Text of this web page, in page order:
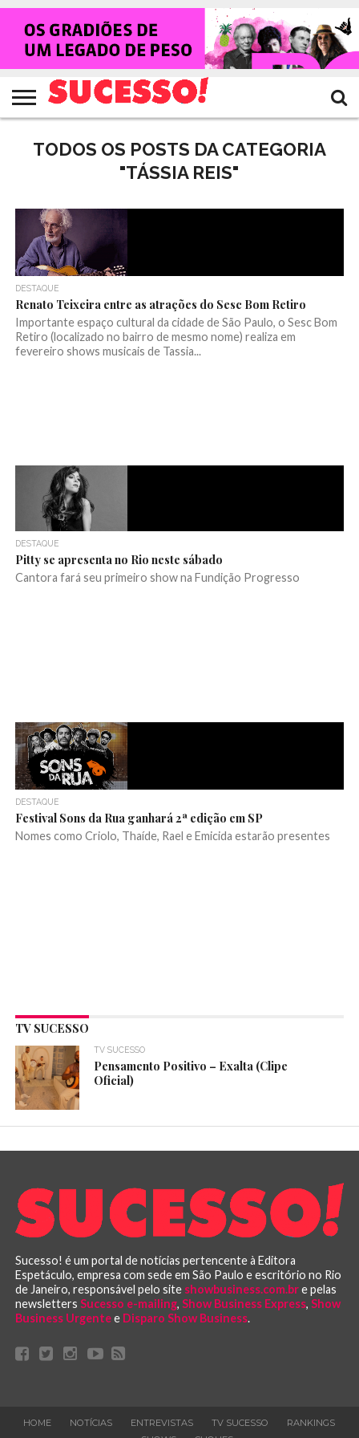
HOME
NOTÍCIAS
SHOWS
ENTREVISTAS
CLIQUES
RANKING
CROWLEY
TV
SUCESSO!
REVISTA
SUCESSO!
TODOS OS POSTS DA CATEGORIA
"TÁSSIA REIS"
DESTAQUE
Renato Teixeira entre as atrações do Sesc Bom Retiro
Importante espaço cultural da cidade de São Paulo, o Sesc Bom
Retiro (localizado no bairro de mesmo nome) realiza em
fevereiro shows musicais de Tassia...
DESTAQUE
Pitty se apresenta no Rio neste sábado
Cantora fará seu primeiro show na Fundição Progresso
DESTAQUE
Festival Sons da Rua ganhará 2ª edição em SP
Nomes como Criolo, Thaíde, Rael e Emicida estarão presentes
TV SUCESSO
TV SUCESSO
Pensamento Positivo – Exalta (Clipe
Oficial)
Sucesso! é um portal de notícias pertencente à Editora
Espetáculo, empresa com sede em São Paulo e escritório no Rio
de Janeiro, responsável pelo site showbusiness.com.bre pelas
newsletters Sucesso e-mailing, Show Business Express, Show
Business Urgentee Disparo Show Business.
HOME NOTÍCIAS ENTREVISTAS TV SUCESSO
RANKINGS